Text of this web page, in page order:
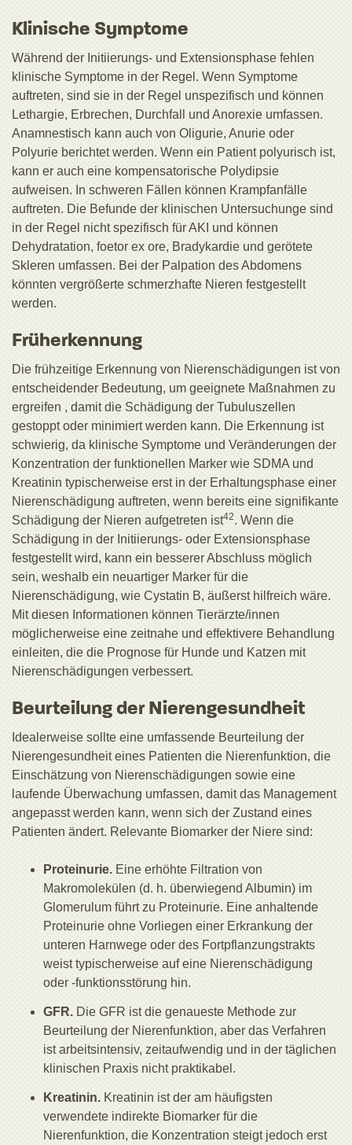
Klinische Symptome
Während der Initiierungs- und Extensionsphase fehlen
klinische Symptome in der Regel. Wenn Symptome
auftreten, sind sie in der Regel unspezifisch und können
Lethargie, Erbrechen, Durchfall und Anorexie umfassen.
Anamnestisch kann auch von Oligurie, Anurie oder
Polyurie berichtet werden. Wenn ein Patient polyurisch ist,
kann er auch eine kompensatorische Polydipsie
aufweisen. In schweren Fällen können Krampfanfälle
auftreten. Die Befunde der klinischen Untersuchunge sind
in der Regel nicht spezifisch für AKI und können
Dehydratation, foetor ex ore, Bradykardie und gerötete
Skleren umfassen. Bei der Palpation des Abdomens
könnten vergrößerte schmerzhafte Nieren festgestellt
werden.
Früherkennung
Die frühzeitige Erkennung von Nierenschädigungen ist von
entscheidender Bedeutung, um geeignete Maßnahmen zu
ergreifen , damit die Schädigung der Tubuluszellen
gestoppt oder minimiert werden kann. Die Erkennung ist
schwierig, da klinische Symptome und Veränderungen der
Konzentration der funktionellen Marker wie SDMA und
Kreatinin typischerweise erst in der Erhaltungsphase einer
Nierenschädigung auftreten, wenn bereits eine signifikante
Schädigung der Nieren aufgetreten ist42. Wenn die
Schädigung in der Initiierungs- oder Extensionsphase
festgestellt wird, kann ein besserer Abschluss möglich
sein, weshalb ein neuartiger Marker für die
Nierenschädigung, wie Cystatin B, äußerst hilfreich wäre.
Mit diesen Informationen können Tierärzte/innen
möglicherweise eine zeitnahe und effektivere Behandlung
einleiten, die die Prognose für Hunde und Katzen mit
Nierenschädigungen verbessert.
Beurteilung der Nierengesundheit
Idealerweise sollte eine umfassende Beurteilung der
Nierengesundheit eines Patienten die Nierenfunktion, die
Einschätzung von Nierenschädigungen sowie eine
laufende Überwachung umfassen, damit das Management
angepasst werden kann, wenn sich der Zustand eines
Patienten ändert. Relevante Biomarker der Niere sind:
Proteinurie. Eine erhöhte Filtration von
Makromolekülen (d. h. überwiegend Albumin) im
Glomerulum führt zu Proteinurie. Eine anhaltende
Proteinurie ohne Vorliegen einer Erkrankung der
unteren Harnwege oder des Fortpflanzungstrakts
weist typischerweise auf eine Nierenschädigung
oder -funktionsstörung hin.
GFR. Die GFR ist die genaueste Methode zur
Beurteilung der Nierenfunktion, aber das Verfahren
ist arbeitsintensiv, zeitaufwendig und in der täglichen
klinischen Praxis nicht praktikabel.
Kreatinin. Kreatinin ist der am häufigsten
verwendete indirekte Biomarker für die
Nierenfunktion, die Konzentration steigt jedoch erst